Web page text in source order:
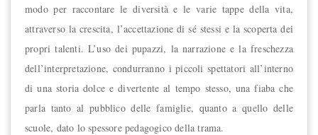
modo per raccontare le diversità e le varie tappe della vita,
attraverso la crescita, l’accettazione di sé stessi e la scoperta dei
propri talenti.L’uso dei pupazzi, la narrazione e la freschezza
dell’interpretazione, condurranno i piccoli spettatori all’interno
di una storia dolce e divertente al tempo stesso, una fiaba che
parla tanto al pubblico delle famiglie, quanto a quello delle
scuole, dato lo spessore pedagogico della trama.